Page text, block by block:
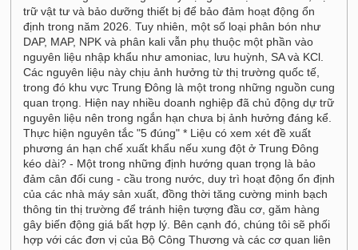
trữ vật tư và bảo dưỡng thiết bị để bảo đảm hoạt động ổn
định trong năm 2026. Tuy nhiên, một số loại phân bón như
DAP, MAP, NPK và phân kali vẫn phụ thuộc một phần vào
nguyên liệu nhập khẩu như amoniac, lưu huỳnh, SA và KCl.
Các nguyên liệu này chịu ảnh hưởng từ thị trường quốc tế,
trong đó khu vực Trung Đông là một trong những nguồn cung
quan trọng. Hiện nay nhiều doanh nghiệp đã chủ động dự trữ
nguyên liệu nên trong ngắn hạn chưa bị ảnh hưởng đáng kể.
Thực hiện nguyên tắc "5 đúng" * Liệu có xem xét đề xuất
phương án hạn chế xuất khẩu nếu xung đột ở Trung Đông
kéo dài? - Một trong những định hướng quan trọng là bảo
đảm cân đối cung - cầu trong nước, duy trì hoạt động ổn định
của các nhà máy sản xuất, đồng thời tăng cường minh bạch
thông tin thị trường để tránh hiện tượng đầu cơ, găm hàng
gây biến động giá bất hợp lý. Bên cạnh đó, chúng tôi sẽ phối
hợp với các đơn vị của Bộ Công Thương và các cơ quan liên